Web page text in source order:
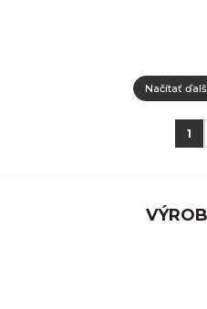
Načítať
1